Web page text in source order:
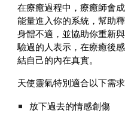
在療癒過程中，療癒師會
能量進入你的系統，幫助
身體不適，並協助你重新
驗過的人表示，在療癒後
結自己的內在真實。
天使靈氣特別適合以下需求
放下過去的情感創傷